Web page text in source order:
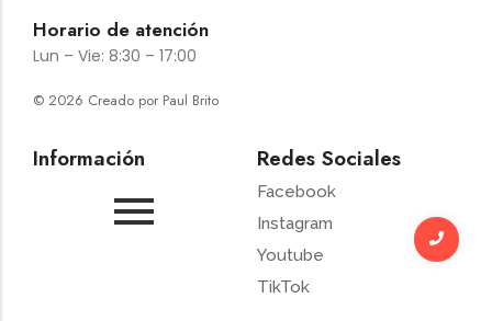
Horario de atención
Lun – Vie: 8:30 – 17:00
© 2026 Creado por Paul Brito
Información Redes Sociales
Facebook
Instagram
Youtube
TikTok